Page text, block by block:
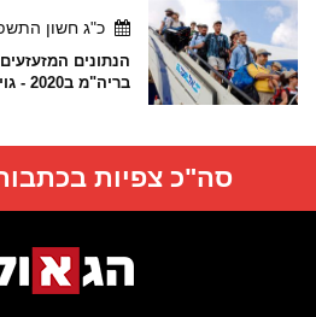
כ"ג חשון התשפ"ג,
הנתונים
בריה"מ ב2020 - גויים גמורים!
סה"כ צפיות